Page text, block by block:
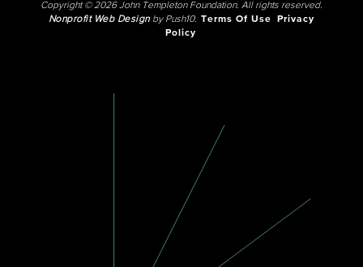
Copyright © 2026 John Templeton Foundation. All rights reserved.
Nonprofit Web Designby Push10. Terms Of Use
Privacy
Policy